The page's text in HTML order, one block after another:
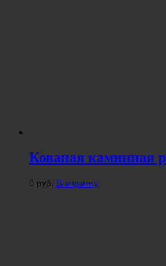
Кованая каминная
0 руб. В корзину